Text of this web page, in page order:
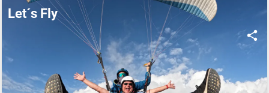
110 €
Let´s Fly